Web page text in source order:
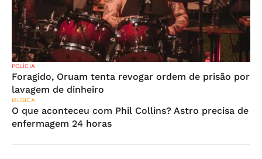
POLÍCIA
Foragido, Oruam tenta revogar ordem de prisão por
lavagem de dinheiro
MÚSICA
O que aconteceu com Phil Collins? Astro precisa de
enfermagem 24 horas